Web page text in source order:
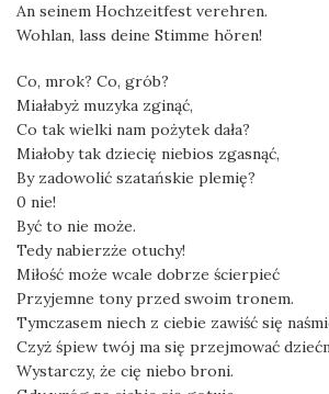
An seinem Hochzeitfest verehren.
Wohlan, lass deine Stimme hören!
Co, mrok? Co, grób?
Miałabyż muzyka zginąć,
Co tak wielki nam pożytek dała?
Miałoby tak dziecię niebios zgasnąć,
By zadowolić szatańskie plemię?
0 nie!
Być to nie może.
Tedy nabierzże otuchy!
Miłość może wcale dobrze ścierpieć
Przyjemne tony przed swoim tronem.
Tymczasem niech z ciebie zawiść się
Czyż śpiew twój ma się przejmować
Wystarczy, że cię niebo broni.